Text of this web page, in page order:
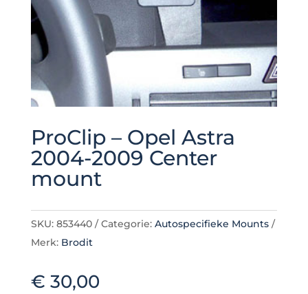
ProClip – Opel Astra
2004-2009 Center
mount
SKU: 853440 Categorie: Autospecifieke Mounts
Merk: Brodit
€ 30,00